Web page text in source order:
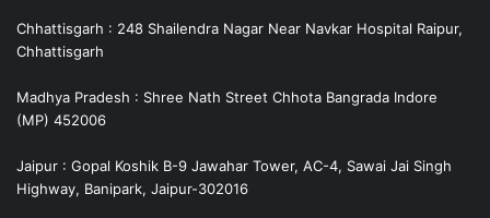
Chhattisgarh : 248 Shailendra Nagar Near Navkar Hospital Raipur,
Chhattisgarh
Madhya Pradesh : Shree Nath Street Chhota Bangrada Indore
(MP) 452006
Jaipur : Gopal Koshik B-9 Jawahar Tower, AC-4, Sawai Jai Singh
Highway, Banipark, Jaipur-302016